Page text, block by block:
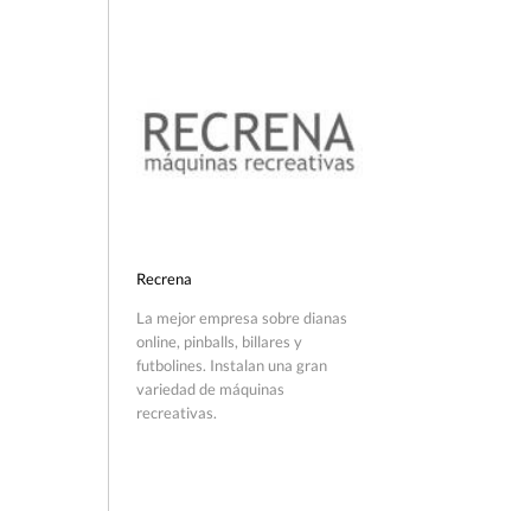
Recrena
La mejor empresa sobre dianas
online, pinballs, billares y
futbolines. Instalan una gran
variedad de máquinas
recreativas.